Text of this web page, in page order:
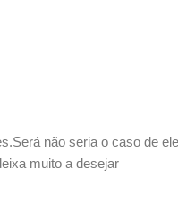
não seria o caso de
muito a desejar